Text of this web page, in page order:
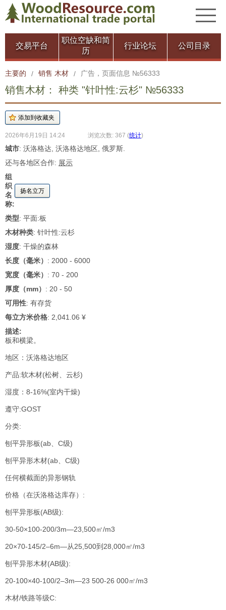
交易平台
职位空缺和简
历
行业论坛 公司目录
主要的 / 销售 木材 / 广告，页面信息 №56333
销售木材： 种类 "针叶性:云杉" №56333
2026年6月19日 14:24 浏览次数: 367 (统计)
城市: 沃洛格达, 沃洛格达地区, 俄罗斯.
还与各地区合作: 展示
组
织
名
称:
扬名立万
类型: 平面:板
木材种类: 针叶性:云杉
湿度: 干燥的森林
长度（毫米） : 2000 - 6000
宽度（毫米） : 70 - 200
厚度（mm） : 20 - 50
可用性: 有存货
每立方米价格: 2,041.06 ¥
描述:
板和横梁。
地区：沃洛格达地区
产品:软木材(松树、云杉)
湿度：8-16%(室内干燥)
遵守:GOST
分类:
刨平异形板(ab、C级)
刨平异形木材(ab、C级)
任何横截面的异形钢轨
价格（在沃洛格达库存）:
刨平异形板(AB级):
30-50×100-200/3m—23,500㎡/m3
20×70-145/2–6m—从25,500到28,000㎡/m3
刨平异形木材(AB级):
20-100×40-100/2–3m—23 500-26 000㎡/m3
木材/铁路等级C: